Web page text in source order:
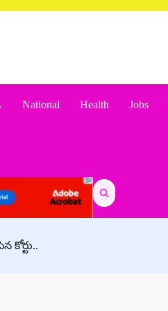
National Health Jobs
Search
for:
కోర్టు..